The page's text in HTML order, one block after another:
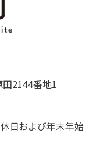
2144番地1
日および年末年始